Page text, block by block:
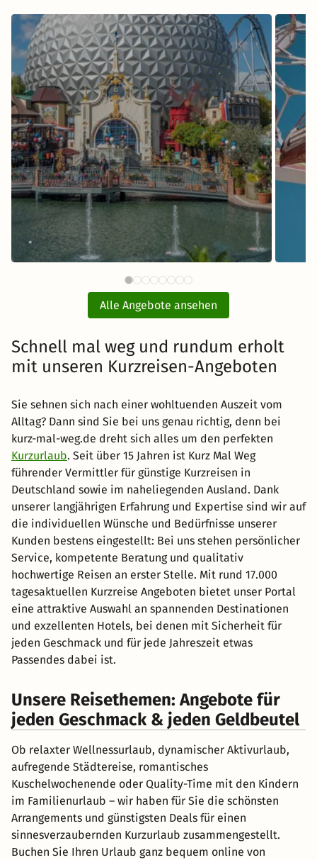
ab111 CHF
Europa-Park Eintritt mit Hotel
inkl. Übernachtung und Frühstück
Zum Angebot
Alle Angebote ansehen
Schnell mal weg und rundum erholt
mit unseren Kurzreisen-Angeboten
Sie sehnen sich nach einer wohltuenden Auszeit vom
Alltag? Dann sind Sie bei uns genau richtig, denn bei
kurz-mal-weg.de dreht sich alles um den perfekten
Kurzurlaub. Seit über 15 Jahren ist Kurz Mal Weg
führender Vermittler für günstige Kurzreisen in
Deutschland sowie im naheliegenden Ausland. Dank
unserer langjährigen Erfahrung und Expertise sind wir auf
die individuellen Wünsche und Bedürfnisse unserer
Kunden bestens eingestellt: Bei uns stehen persönlicher
Service, kompetente Beratung und qualitativ
hochwertige Reisen an erster Stelle. Mit rund 17.000
tagesaktuellen Kurzreise Angeboten bietet unser Portal
eine attraktive Auswahl an spannenden Destinationen
und exzellenten Hotels, bei denen mit Sicherheit für
jeden Geschmack und für jede Jahreszeit etwas
Passendes dabei ist.
Unsere Reisethemen: Angebote für
jeden Geschmack & jeden Geldbeutel
Ob relaxter Wellnessurlaub, dynamischer Aktivurlaub,
aufregende Städtereise, romantisches
Kuschelwochenende oder Quality-Time mit den Kindern
im Familienurlaub – wir haben für Sie die schönsten
Arrangements und günstigsten Deals für einen
sinnesverzaubernden Kurzurlaub zusammengestellt.
Buchen Sie Ihren Urlaub ganz bequem online von